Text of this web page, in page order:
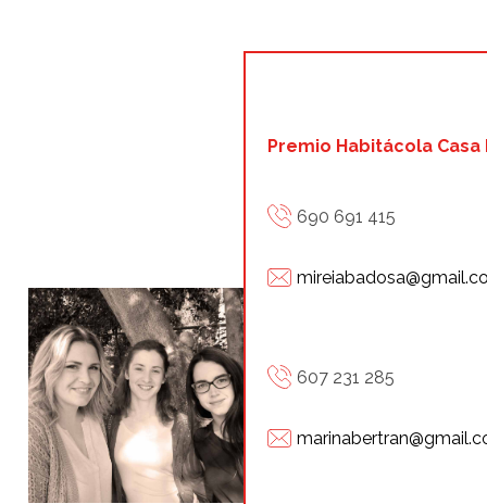
Premio Habitácola Casa
690 691 415
607 231 285